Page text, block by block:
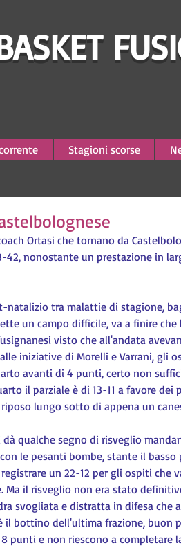
Stagioni scorse
Ortasi che tornano da
nonostante un prestazione in
natalizio tra malattie di stagione,
un campo difficile, va a finire
visto che all'andata
iniziative di Morelli e Varrani, gli
avanti di 4 punti, certo non
il parziale è di 13-11 a favore dei
lungo sotto di appena un
qualche segno di risveglio
le pesanti bombe, stante il basso
un 22-12 per gli ospiti che
Ma il risveglio non era stato
svogliata e distratta in difesa che
il bottino dell'ultima frazione, buon
punti e non riescono a completare